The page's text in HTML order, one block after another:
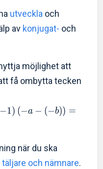
utveckla och
av konjugat- och
möjlighet att
få ombytta tecken
−1) (−a − (−b)) =
när du ska
och nämnare.